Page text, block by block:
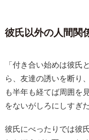
彼氏以外の人間関
「付き合い始めは彼氏
ら、友達の誘いを断り
も半年も経てば周囲を
をないがしろにしすぎ
彼氏にべったりでは彼